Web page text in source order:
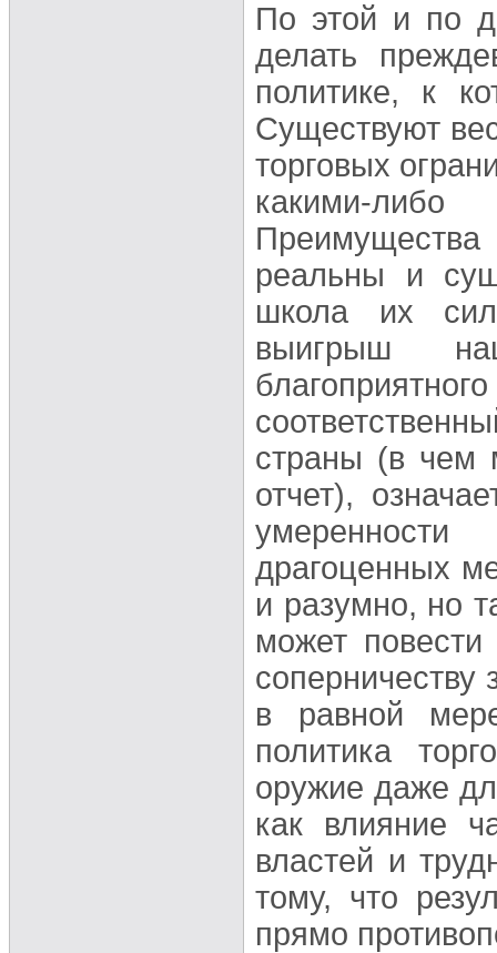
По этой и по
делать
политике, к
Существуют
торговых
какими-
реальны и
школа их
выигрыш
страны (в чем
отчет),
драгоценных
и разумно, но
может
соперничеству
в равной
политика
оружие даже
как влияние
властей и
тому, что
прямо